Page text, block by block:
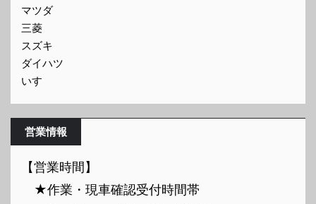
マツダ
三菱
スズキ
ダイハツ
いすゞ
営業情報
【営業時間】
★作業・現車確認受付時間帯